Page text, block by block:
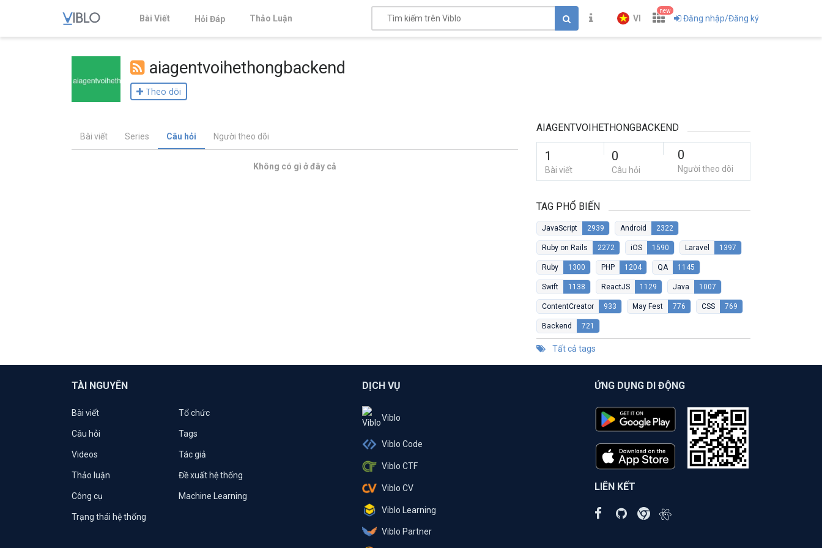
Bài Viết Hỏi Đáp Thảo Luận VI
new
Đăng nhập/Đăng ký
aiagentvoihethongbackend
Theo dõi
Bài viết Series Câu hỏi Người theo dõi
Không có gì ở đây cả
AIAGENTVOIHETHONGBACKEND
1
Bài viết
0
Câu hỏi
0
Người theo dõi
TAG PHỔ BIẾN
JavaScript 2939 Android 2322
Ruby on Rails 2272 iOS 1590 Laravel 1397
Ruby 1300 PHP 1204 QA 1145
Swift 1138 ReactJS 1129 Java 1007
ContentCreator 933 May Fest 776 CSS 769
Backend 721
Tất cả tags
TÀI NGUYÊN
Bài viết Tổ chức
Câu hỏi Tags
Videos Tác giả
Thảo luận Đề xuất hệ thống
Công cụ Machine Learning
Trạng thái hệ thống
DỊCH VỤ
Viblo
Viblo Code
Viblo CTF
Viblo CV
Viblo Learning
Viblo Partner
ỨNG DỤNG DI ĐỘNG
LIÊN KẾT